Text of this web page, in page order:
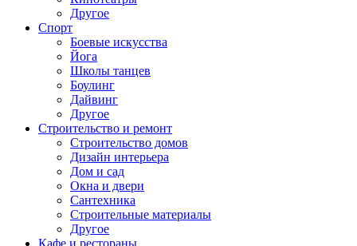
Другое
Спорт
Боевые искусства
Йога
Школы танцев
Боулинг
Дайвинг
Другое
Строительство и ремонт
Строительство домов
Дизайн интерьера
Дом и сад
Окна и двери
Сантехника
Строительные материалы
Другое
Кафе и рестораны